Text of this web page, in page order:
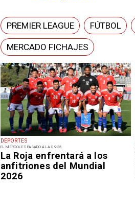
DEPORTES
EL MIÉRCOLES PASADO A LAS 9:35
La Roja enfrentará a los
anfitriones del Mundial
2026
PREMIER LEAGUE FÚTBOL
MERCADO FICHAJES